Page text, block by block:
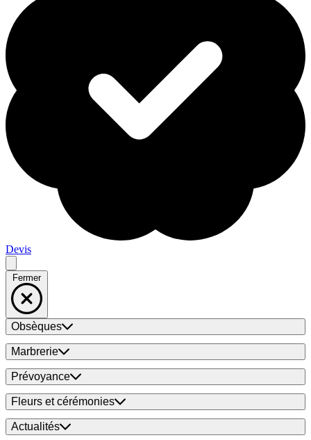
Devis
Fermer
Obsèques
Marbrerie
Prévoyance
Fleurs et cérémonies
Actualités